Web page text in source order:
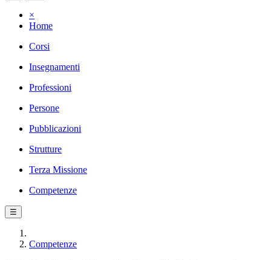
×
Home
Corsi
Insegnamenti
Professioni
Persone
Pubblicazioni
Strutture
Terza Missione
Competenze
☰
Competenze